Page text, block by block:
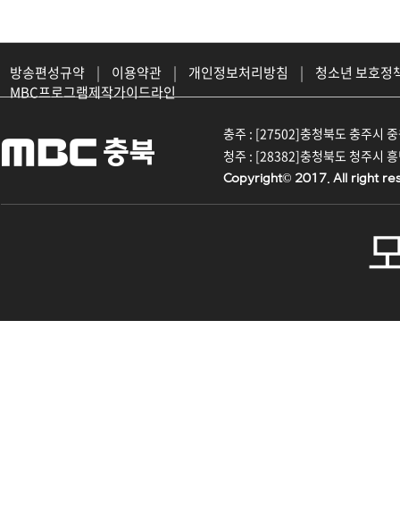
방송편성규약 | 이용약관 | 개인정보처리방침 |
청소년 보호정
MBC프로그램제작가이드라인
충주 : [27502]충청북도 충주시
청주 : [28382]충청북도 청주시
Copyright© 2017. All right